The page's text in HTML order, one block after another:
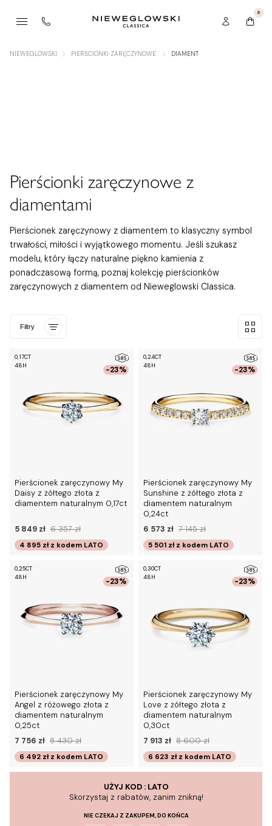
0
NIEWEGLOWSKI PIERŚCIONKI ZARĘCZYNOWE DIAMENT
Pierścionki zaręczynowe z
diamentami
Pierścionek zaręczynowy z diamentem to klasyczny symbol
trwałości, miłości i wyjątkowego momentu. Jeśli szukasz
modelu, który łączy naturalne piękno kamienia z
ponadczasową formą, poznaj kolekcję pierścionków
zaręczynowych z diamentem od Nieweglowski Classica.
Filtry
-23%
0,17CT
48H
Pierścionek zaręczynowy My
Daisy z żółtego złota z
diamentem naturalnym 0,17ct
5 849 zł 6 357 zł
4 895 zł z kodem LATO
-23%
0,24CT
48H
Pierścionek zaręczynowy My
Sunshine z żółtego złota z
diamentem naturalnym
0,24ct
6 573 zł 7 145 zł
5 501 zł z kodem LATO
-23%
0,25CT
48H
Pierścionek zaręczynowy My
Angel z różowego złota z
diamentem naturalnym
0,25ct
7 756 zł 8 430 zł
6 492 zł z kodem LATO
-23%
0,30CT
48H
Pierścionek zaręczynowy My
Love z żółtego złota z
diamentem naturalnym
0,30ct
7 913 zł 8 600 zł
6 623 zł z kodem LATO
UŻYJ KOD : LATO
Skorzystaj z rabatów, zanim znikną!
NIE CZEKAJ Z ZAKUPEM, DO KOŃCA